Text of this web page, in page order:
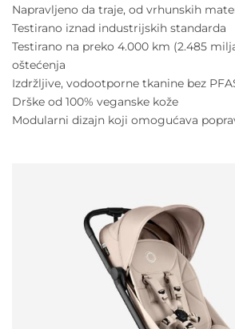
Napravljeno da traje, od vrhunskih
Testirano iznad industrijskih standarda
Testirano na preko 4.000 km (2.485
oštećenja
Izdržljive, vodootporne tkanine bez
Drške od 100% veganske kože
Modularni dizajn koji omogućava